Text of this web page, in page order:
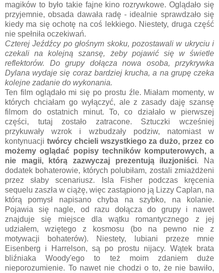
magików to było takie fajne kino rozrywkowe. Oglądało się
przyjemnie, obsada dawała radę - idealnie sprawdzało się
kiedy ma się ochotę na coś lekkiego. Niestety, druga część
nie spełniła oczekiwań.
Czterej Jeźdźcy po głośnym skoku, pozostawali w ukryciu i
czekali na kolejną szansę, żeby pojawić się w świetle
reflektorów. Do grupy dołącza nowa osoba, przykrywka
Dylana wydaje się coraz bardziej krucha, a na grupę czeka
kolejne zadanie do wykonania.
Ten film oglądało mi się po prostu źle. Miałam momenty, w
których chciałam go wyłączyć, ale z zasady daję szansę
filmom do ostatnich minut. To, co działało w pierwszej
części, tutaj zostało zatracone. Sztuczki wcześniej
przykuwały wzrok i wzbudzały podziw, natomiast w
kontynuacji twórcy chcieli wszystkiego za dużo, przez co
możemy oglądać popisy techników komputerowych, a
nie magii, którą zazwyczaj prezentują iluzjoniści. Na
dodatek bohaterowie, których polubiłam, zostali zmiażdżeni
przez słaby scenariusz. Isla Fisher podczas kręcenia
sequelu zaszła w ciążę, więc zastąpiono ją Lizzy Caplan, na
którą pomysł napisano chyba na szybko, na kolanie.
Pojawia się nagle, od razu dołącza do grupy i nawet
znajduje się miejsce dla wątku romantycznego z jej
udziałem, wziętego z kosmosu (bo na pewno nie z
motywacji bohaterów). Niestety, lubiani przeze mnie
Eisenberg i Harrelson, są po prostu nijacy. Wątek brata
bliźniaka Woody'ego to też moim zdaniem duże
nieporozumienie. To nawet nie chodzi o to, że nie bawiło,